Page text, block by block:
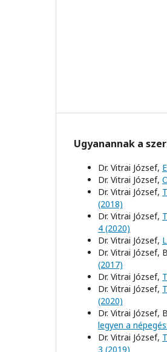
Ugyanannak a
Dr. Vitrai József,
Dr. Vitrai József,
Dr. Vitrai József,
(2018)
Dr. Vitrai József,
4 (2020)
Dr. Vitrai József,
Dr. Vitrai József,
(2017)
Dr. Vitrai József,
Dr. Vitrai József,
(2020)
Dr. Vitrai József,
legyen a
Dr. Vitrai József,
3 (2019)